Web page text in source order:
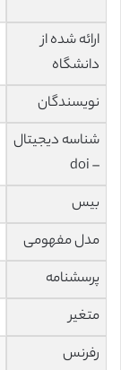
ارائه شده از
دانشگاه
نویسندگان
شناسه دیجیتال
– doi
بیس
مدل مفهومی
پرسشنامه
متغیر
رفرنس